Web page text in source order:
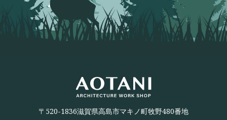
〒520-1836滋賀県高島市マキノ町牧野480番地